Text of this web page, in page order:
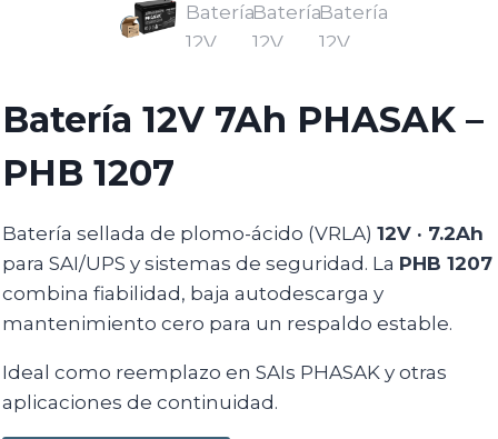
Batería 12V 7Ah PHASAK –
PHB 1207
Batería sellada de plomo-ácido (VRLA)12V · 7.2Ah
para SAI/UPS y sistemas de seguridad. La PHB 1207
combina fiabilidad, baja autodescarga y
mantenimiento cero para un respaldo estable.
Ideal como reemplazo en SAIs PHASAK y otras
aplicaciones de continuidad.